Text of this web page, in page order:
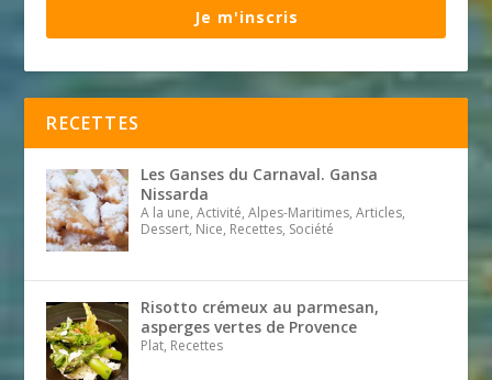
Je m'inscris
RECETTES
Les Ganses du Carnaval. Gansa
Nissarda
A la une, Activité, Alpes-Maritimes, Articles,
Dessert, Nice, Recettes, Société
Risotto crémeux au parmesan,
asperges vertes de Provence
Plat, Recettes